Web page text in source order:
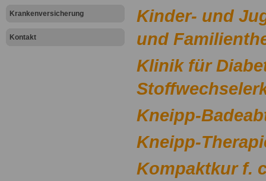
Krankenversicherung
Kontakt
Kinder- und
und
Klinik für
Kneipp-
Kneipp-
Kompaktkur f.